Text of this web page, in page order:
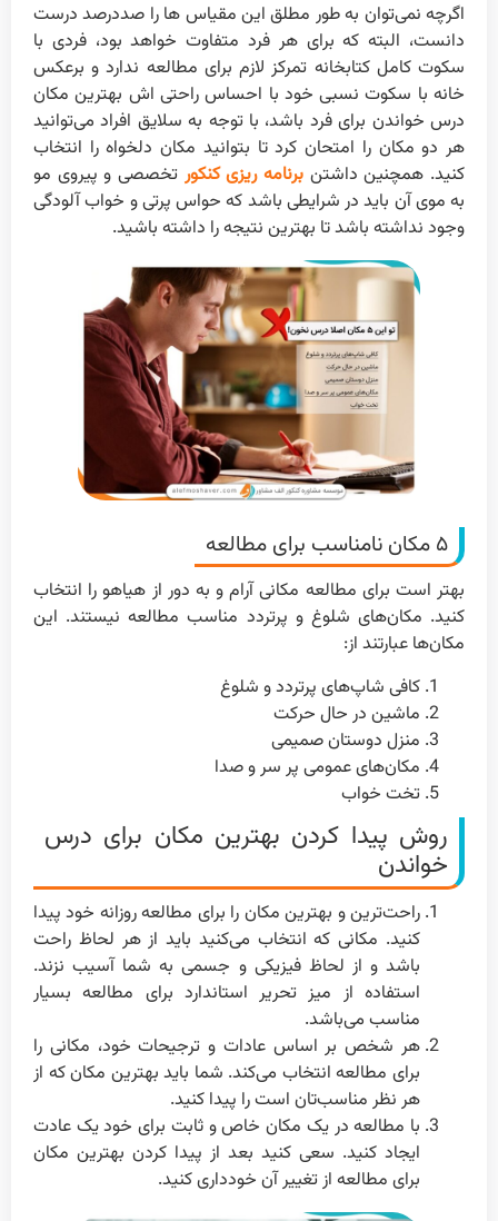
اگرچه نمی‌توان به طور مطلق این مقیاس ها را صددرصد درست
دانست، البته که برای هر فرد متفاوت خواهد بود، فردی با
سکوت کامل کتابخانه تمرکز لازم برای مطالعه ندارد و برعکس
خانه با سکوت نسبی خود با احساس راحتی اش بهترین مکان
درس خواندن برای فرد باشد، با توجه به سلایق افراد می‌توانید
هر دو مکان را امتحان کرد تا بتوانید مکان دلخواه را انتخاب
کنید. همچنین داشتن برنامه ریزی کنکور تخصصی و پیروی مو
به موی آن باید در شرایطی باشد که حواس پرتی و خواب آلودگی
وجود نداشته باشد تا بهترین نتیجه را داشته باشید.
۵ مکان‌ نامناسب برای مطالعه
بهتر است برای مطالعه مکانی آرام و به دور از هیاهو را انتخاب
کنید. مکان‌های شلوغ و پرتردد مناسب مطالعه نیستند. این
مکان‌ها عبارتند از:
کافی شاپ‌های پرتردد و شلوغ
ماشین در حال حرکت
منزل دوستان صمیمی
مکان‌های عمومی پر سر و صدا
تخت خواب
روش پیدا کردن بهترین مکان برای درس
خواندن
راحت‌ترین و بهترین مکان را برای مطالعه روزانه خود پیدا
کنید. مکانی که انتخاب می‌کنید باید از هر لحاظ راحت
باشد و از لحاظ فیزیکی و جسمی به شما آسیب نزند.
استفاده از میز تحریر استاندارد برای مطالعه بسیار
مناسب می‌باشد.
هر شخص بر اساس عادات و ترجیحات خود، مکانی را
برای مطالعه انتخاب می‌کند. شما باید بهترین مکان که از
هر نظر مناسب‌تان است را پیدا کنید.
با مطالعه در یک مکان خاص و ثابت برای خود یک عادت
ایجاد کنید. سعی کنید بعد از پیدا کردن بهترین مکان
برای مطالعه از تغییر آن خودداری کنید.